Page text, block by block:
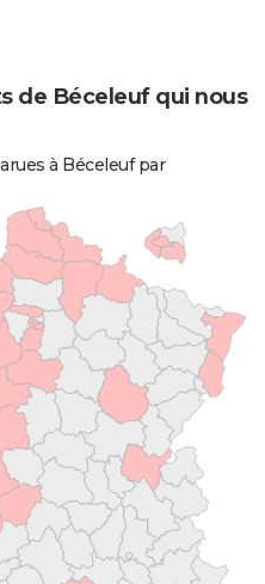
de Béceleuf qui nous
à Béceleuf par